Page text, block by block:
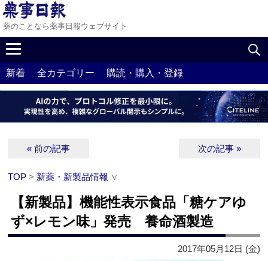
薬のことなら薬事日報ウェブサイト
新着 全カテゴリー 購読・購入・登録
« 前の記事 次の記事 »
TOP > 新薬・新製品情報 ∨
【新製品】機能性表示食品「糖ケアゆ
ず×レモン味」発売 養命酒製造
2017年05月12日 (金)